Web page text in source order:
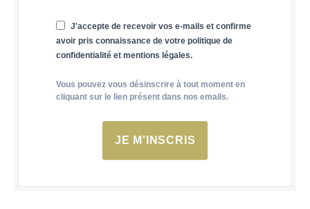
J'accepte de recevoir vos e-mails et confirme
avoir pris connaissance de votre politique de
confidentialité et mentions légales.
Vous pouvez vous désinscrire à tout moment en
cliquant sur le lien présent dans nos emails.
JE M'INSCRIS